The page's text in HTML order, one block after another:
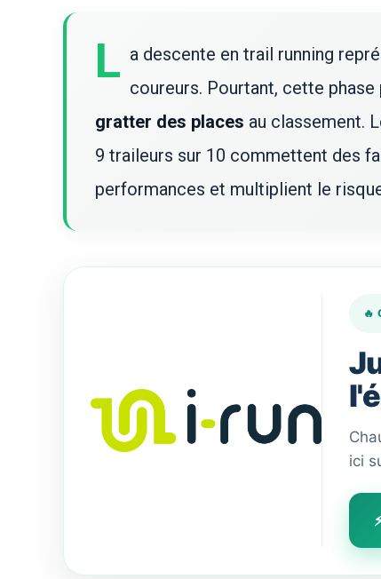
L a descente en trail running
coureurs. Pourtant, cette
gratter des places au classement.
9 traileurs sur 10 commettent des
performances et multiplient le
🔥
ici